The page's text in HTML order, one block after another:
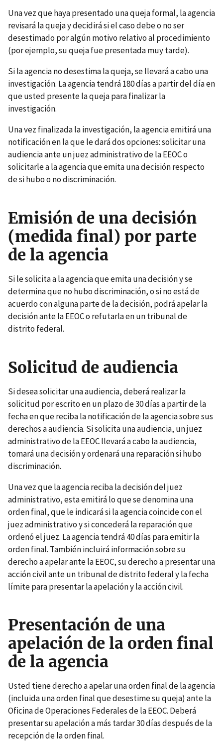
Una vez que haya presentado una queja formal, la agencia
revisará la queja y decidirá si el caso debe o no ser
desestimado por algún motivo relativo al procedimiento
(por ejemplo, su queja fue presentada muy tarde).
Si la agencia no desestima la queja, se llevará a cabo una
investigación. La agencia tendrá 180 días a partir del día en
que usted presente la queja para finalizar la
investigación.
Una vez finalizada la investigación, la agencia emitirá una
notificación en la que le dará dos opciones: solicitar una
audiencia ante un juez administrativo de la EEOC o
solicitarle a la agencia que emita una decisión respecto
de si hubo o no discriminación.
Emisión de una decisión
(medida final) por parte
de la agencia
Si le solicita a la agencia que emita una decisión y se
determina que no hubo discriminación, o si no está de
acuerdo con alguna parte de la decisión, podrá apelar la
decisión ante la EEOC o refutarla en un tribunal de
distrito federal.
Solicitud de audiencia
Si desea solicitar una audiencia, deberá realizar la
solicitud por escrito en un plazo de 30 días a partir de la
fecha en que reciba la notificación de la agencia sobre sus
derechos a audiencia. Si solicita una audiencia, un juez
administrativo de la EEOC llevará a cabo la audiencia,
tomará una decisión y ordenará una reparación si hubo
discriminación.
Una vez que la agencia reciba la decisión del juez
administrativo, esta emitirá lo que se denomina una
orden final, que le indicará si la agencia coincide con el
juez administrativo y si concederá la reparación que
ordenó el juez. La agencia tendrá 40 días para emitir la
orden final. También incluirá información sobre su
derecho a apelar ante la EEOC, su derecho a presentar una
acción civil ante un tribunal de distrito federal y la fecha
límite para presentar la apelación y la acción civil.
Presentación de una
apelación de la orden final
de la agencia
Usted tiene derecho a apelar una orden final de la agencia
(incluida una orden final que desestime su queja) ante la
Oficina de Operaciones Federales de la EEOC. Deberá
presentar su apelación a más tardar 30 días después de la
recepción de la orden final.